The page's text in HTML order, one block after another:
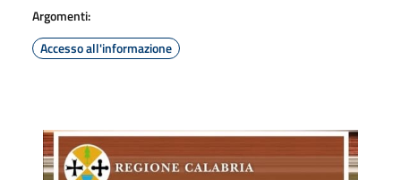
Argomenti:
Accesso all'informazione